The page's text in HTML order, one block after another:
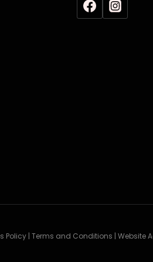
Policy | Terms and Conditions | Website